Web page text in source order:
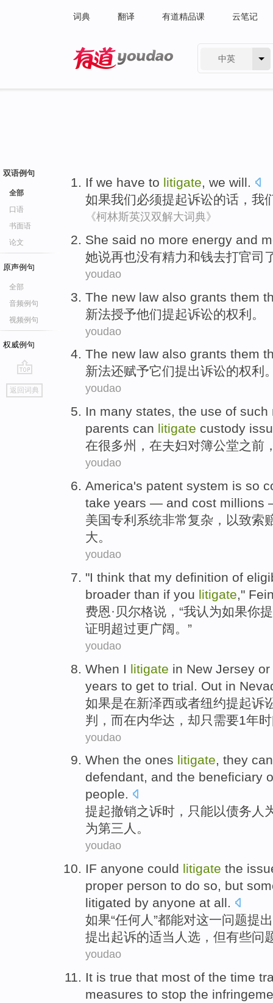
词典 翻译 有道精品课 云笔记
中英
双语例句
全部
口语
书面语
论文
原声例句
全部
音频例句
视频例句
权威例句
go
top
返回词典
If we have to litigate, we will.
如果我们必须提起诉讼的话 ，我
《柯林斯英汉双解大词典》
She said no more energy and
她说再也没有精力和钱去打官司
youdao
The new law also grants them
新法授予他们提起诉讼的权利 。
youdao
The new law also grants them
新法还赋予它们提出诉讼的权利
youdao
In many states, the use of such
parents can litigate custody
在很多州 ，在夫妇对簿公堂之前
youdao
America's patent system is so
take years — and cost
美国专利 系统非常复杂 ，以致索
大。
youdao
"I think that my definition of
broader than if you litigate,"
费恩·贝尔格说，“我认为如果你
证明超过更广阔。”
youdao
When I litigate in New Jersey or
years to get to trial
Out in
如果是在新泽西或者纽约提起诉
判
，而在内华达， 却 只 需要1年
youdao
When the ones litigate, they
defendant, and the beneficiary
people.
提起撤销之诉时 ， 只能以债务 人
为第三 人。
youdao
IF anyone could litigate the
proper person to do so, but
litigated by anyone at all.
如果“任何人 ”都能对这一问题提出
提出起诉的适当 人选 ， 但有些问
youdao
It is true that most of the time
measures to stop the